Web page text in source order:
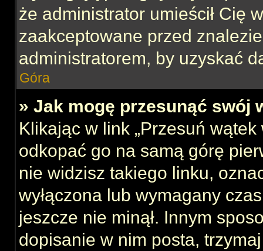
że administrator umieścił Cię
zaakceptowane przed
administratorem, by uzyskać
Góra
» Jak mogę przesunąć swój
Klikając w link „Przesuń
odkopać go na samą górę
nie widzisz takiego linku,
wyłączona lub wymagany
jeszcze nie minął. Innym
dopisanie w nim posta,